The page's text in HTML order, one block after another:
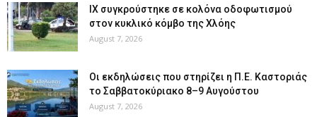
ΙΧ συγκρούστηκε σε κολόνα οδοφωτισμού
στον κυκλικό κόμβο της Χλόης
August 7, 2026
Οι εκδηλώσεις που στηρίζει η Π.Ε. Καστοριάς
το Σαββατοκύριακο 8–9 Αυγούστου
August 7, 2026